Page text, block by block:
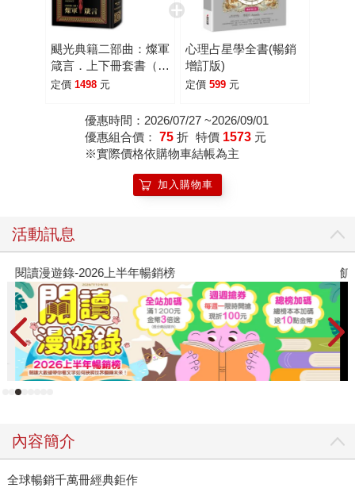
颶光典籍二部曲：燦軍
箴言．上下冊套書（十
周年紀念典藏限量精裝
定價 1498 元
心理占星學全書(暢銷
增訂版)
定價 599 元
優惠時間：2026/07/27 ~2026/09/01
優惠組合價： 75 折 特價 1573 元
※實際價格依購物車結帳為主
加入購物車
活動訊息
閱讀漫遊錄-2026上半年暢銷榜 飢
內容簡介
全球暢銷千萬冊經典鉅作